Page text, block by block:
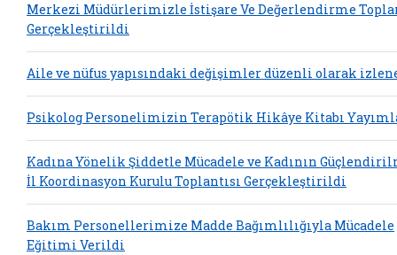
Merkezi Müdürlerimizle İstişare Ve Değerlendirme
Gerçekleştirildi
Aile ve nüfus yapısındaki değişimler düzenli olarak
Psikolog Personelimizin Terapötik Hikâye Kitabı
Kadına Yönelik Şiddetle Mücadele ve Kadının
İl Koordinasyon Kurulu Toplantısı Gerçekleştirildi
Bakım Personellerimize Madde Bağımlılığıyla Mücadele
Eğitimi Verildi